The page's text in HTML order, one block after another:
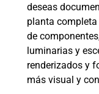
deseas
planta
de
luminarias y
renderizados y
más visual y